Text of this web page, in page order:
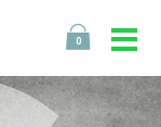
0